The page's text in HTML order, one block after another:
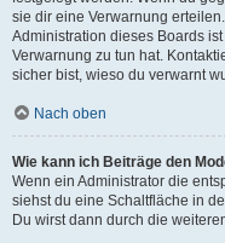
sie dir eine Verwarnung
Administration dieses Boards
Verwarnung zu tun hat.
sicher bist, wieso du verwarnt
Nach oben
Wie kann ich Beiträge den
Wenn ein Administrator die
siehst du eine Schaltfläche in
Du wirst dann durch die